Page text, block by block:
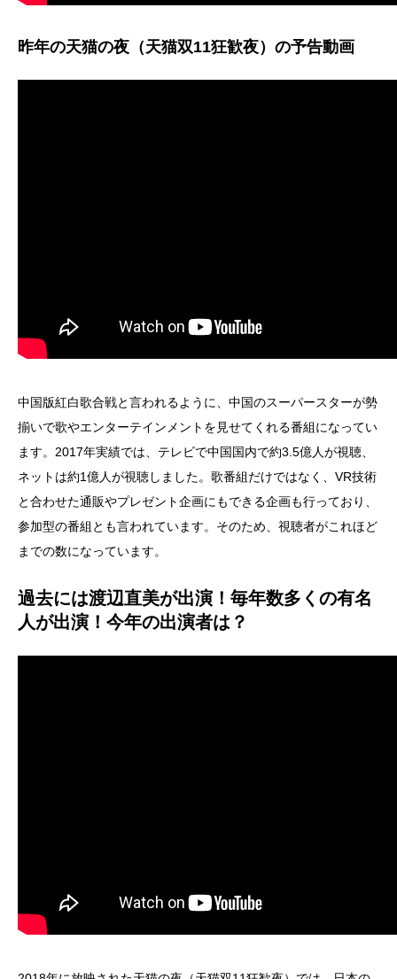
昨年の天猫の夜（天猫双11狂歓夜）の予告動画
中国版紅白歌合戦と言われるように、中国のスーパースターが勢
揃いで歌やエンターテインメントを見せてくれる番組になってい
ます。2017年実績では、テレビで中国国内で約3.5億人が視聴、
ネットは約1億人が視聴しました。歌番組だけではなく、VR技術
と合わせた通販やプレゼント企画にもできる企画も行っており、
参加型の番組とも言われています。そのため、視聴者がこれほど
までの数になっています。
過去には渡辺直美が出演！毎年数多くの有名
人が出演！今年の出演者は？